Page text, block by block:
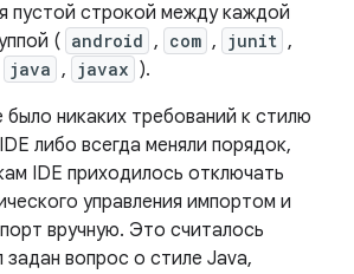
пустой строкой между каждой
( android , com , junit ,
java , javax ).
было никаких требований к стилю
либо всегда меняли порядок,
IDE приходилось отключать
управления импортом и
вручную. Это считалось
задан вопрос о стиле Java,